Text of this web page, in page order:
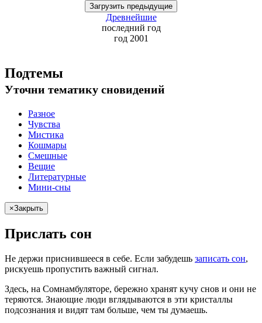
Загрузить предыдущие
Древнейшие
последний год
год 2001
Подтемы
Уточни тематику сновидений
Разное
Чувства
Мистика
Кошмары
Смешные
Вещие
Литературные
Мини-сны
×Закрыть
Прислать сон
Не держи приснившееся в себе. Если забудешь записать сон,
рискуешь пропустить важный сигнал.
Здесь, на Сомнамбуляторе, бережно хранят кучу снов и они не
теряются. Знающие люди вглядываются в эти кристаллы
подсознания и видят там больше, чем ты думаешь.